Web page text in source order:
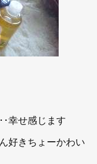
幸せ感じます
好きちょーかわい